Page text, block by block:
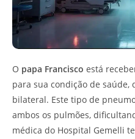
O papa Francisco está
para sua condição de
bilateral. Este tipo de
ambos os pulmões,
médica do Hospital Gemelli